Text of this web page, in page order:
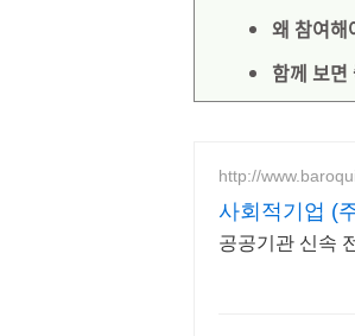
왜 참여해
함께 보면
http://
사회적기업 (
공공기관 신속